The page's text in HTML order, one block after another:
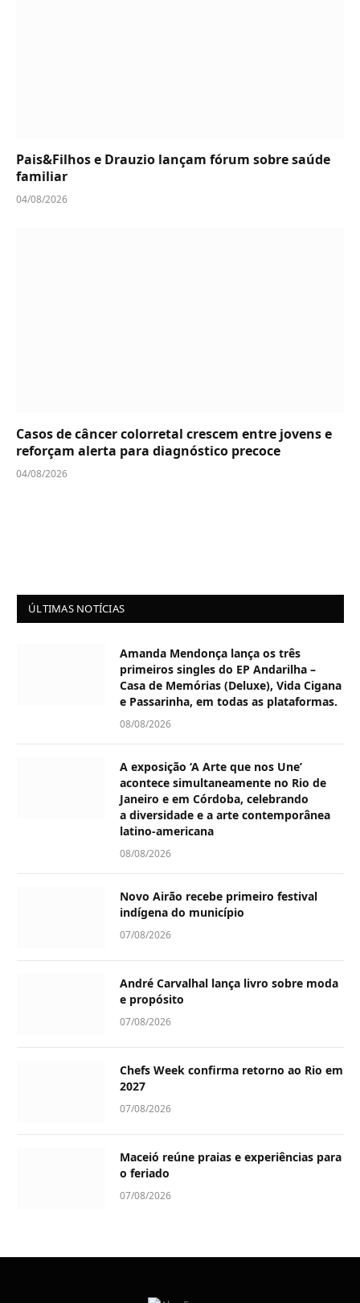
Pais&Filhos e Drauzio lançam fórum sobre saúde
familiar
04/08/2026
Casos de câncer colorretal crescem entre jovens e
reforçam alerta para diagnóstico precoce
04/08/2026
ÚLTIMAS NOTÍCIAS
Amanda Mendonça lança os três
primeiros singles do EP Andarilha –
Casa de Memórias (Deluxe), Vida Cigana
e Passarinha, em todas as plataformas.
08/08/2026
A exposição ‘A Arte que nos Une’
acontece simultaneamente no Rio de
Janeiro e em Córdoba, celebrando
a diversidade e a arte contemporânea
latino-americana
08/08/2026
Novo Airão recebe primeiro festival
indígena do município
07/08/2026
André Carvalhal lança livro sobre moda
e propósito
07/08/2026
Chefs Week confirma retorno ao Rio em
2027
07/08/2026
Maceió reúne praias e experiências para
o feriado
07/08/2026